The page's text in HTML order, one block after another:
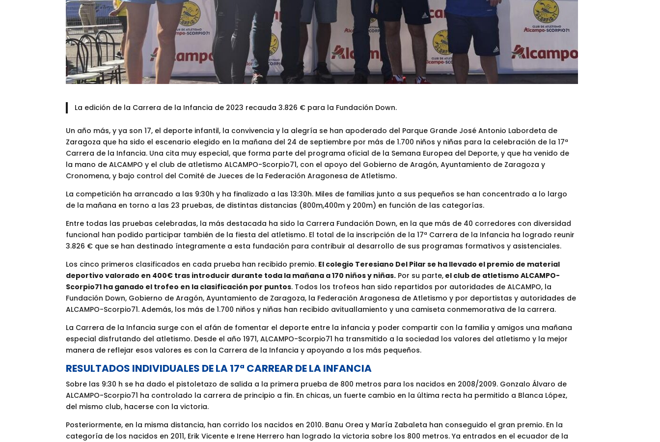
La edición de la Carrera de la Infancia de 2023 recauda 3.826 € para la Fundación Down.
Un año más, y ya son 17, el deporte infantil, la convivencia y la alegría se han apoderado del Parque Grande José Antonio Labordeta de
Zaragoza que ha sido el escenario elegido en la mañana del 24 de septiembre por más de 1.700 niños y niñas para la celebración de la 17ª
Carrera de la Infancia. Una cita muy especial, que forma parte del programa oficial de la Semana Europea del Deporte, y que ha venido de
la mano de ALCAMPO y el club de atletismo ALCAMPO-Scorpio71, con el apoyo del Gobierno de Aragón, Ayuntamiento de Zaragoza y
Cronomena, y bajo control del Comité de Jueces de la Federación Aragonesa de Atletismo.
La competición ha arrancado a las 9:30h y ha finalizado a las 13:30h. Miles de familias junto a sus pequeños se han concentrado a lo largo
de la mañana en torno a las 23 pruebas, de distintas distancias (800m,400m y 200m) en función de las categorías.
Entre todas las pruebas celebradas, la más destacada ha sido la Carrera Fundación Down, en la que más de 40 corredores con diversidad
funcional han podido participar también de la fiesta del atletismo. El total de la inscripción de la 17ª Carrera de la Infancia ha logrado reunir
3.826 € que se han destinado íntegramente a esta fundación para contribuir al desarrollo de sus programas formativos y asistenciales.
Los cinco primeros clasificados en cada prueba han recibido premio. El colegio Teresiano Del Pilar se ha llevado el premio de material
deportivo valorado en 400€ tras introducir durante toda la mañana a 170 niños y niñas. Por su parte, el club de atletismo ALCAMPO-
Scorpio71 ha ganado el trofeo en la clasificación por puntos. Todos los trofeos han sido repartidos por autoridades de ALCAMPO, la
Fundación Down, Gobierno de Aragón, Ayuntamiento de Zaragoza, la Federación Aragonesa de Atletismo y por deportistas y autoridades de
ALCAMPO-Scorpio71. Además, los más de 1.700 niños y niñas han recibido avituallamiento y una camiseta conmemorativa de la carrera.
La Carrera de la Infancia surge con el afán de fomentar el deporte entre la infancia y poder compartir con la familia y amigos una mañana
especial disfrutando del atletismo. Desde el año 1971, ALCAMPO-Scorpio71 ha transmitido a la sociedad los valores del atletismo y la mejor
manera de reflejar esos valores es con la Carrera de la Infancia y apoyando a los más pequeños.
RESULTADOS INDIVIDUALES DE LA 17ª CARREAR DE LA INFANCIA
Sobre las 9:30 h se ha dado el pistoletazo de salida a la primera prueba de 800 metros para los nacidos en 2008/2009. Gonzalo Álvaro de
ALCAMPO-Scorpio71 ha controlado la carrera de principio a fin. En chicas, un fuerte cambio en la última recta ha permitido a Blanca López,
del mismo club, hacerse con la victoria.
Posteriormente, en la misma distancia, han corrido los nacidos en 2010. Banu Orea y María Zabaleta han conseguido el gran premio. En la
categoría de los nacidos en 2011, Erik Vicente e Irene Herrero han logrado la victoria sobre los 800 metros. Ya entrados en el ecuador de la